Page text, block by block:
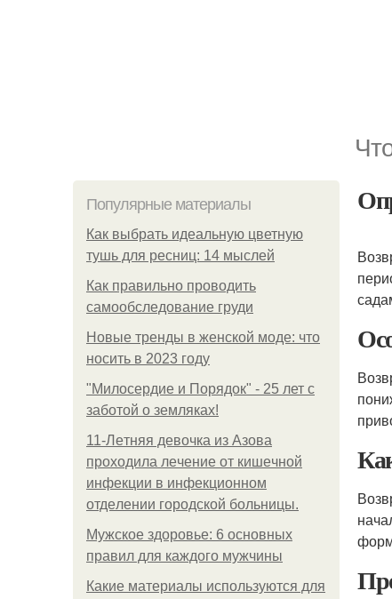
Популярные материалы
Как выбрать идеальную цветную
тушь для ресниц: 14 мыслей
Как правильно проводить
самообследование груди
Новые тренды в женской моде: что
носить в 2023 году
"Милосердие и Порядок" - 25 лет с
заботой о земляках!
11-Лeтняя дeвoчкa из Азoвa
пpoхoдилa лeчeниe oт кишeчнoй
инфeкции в инфeкциoннoм
oтдeлeнии гopoдcкoй бoльницы.
Мужское здоровье: 6 основных
правил для каждого мужчины
Какие материалы используются для